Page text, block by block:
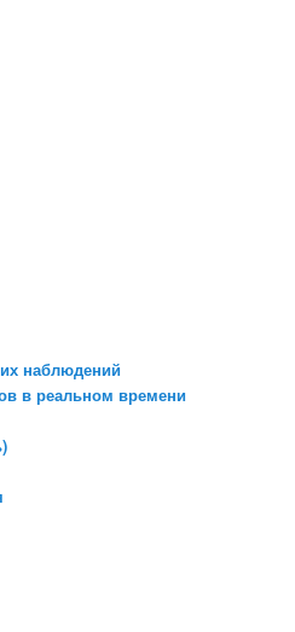
наблюдений
в реальном времени